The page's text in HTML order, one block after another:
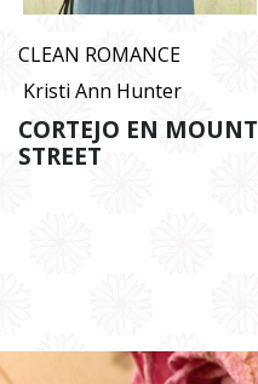
CLEAN ROMANCE
Kristi Ann Hunter
CORTEJO EN MOUNT
STREET